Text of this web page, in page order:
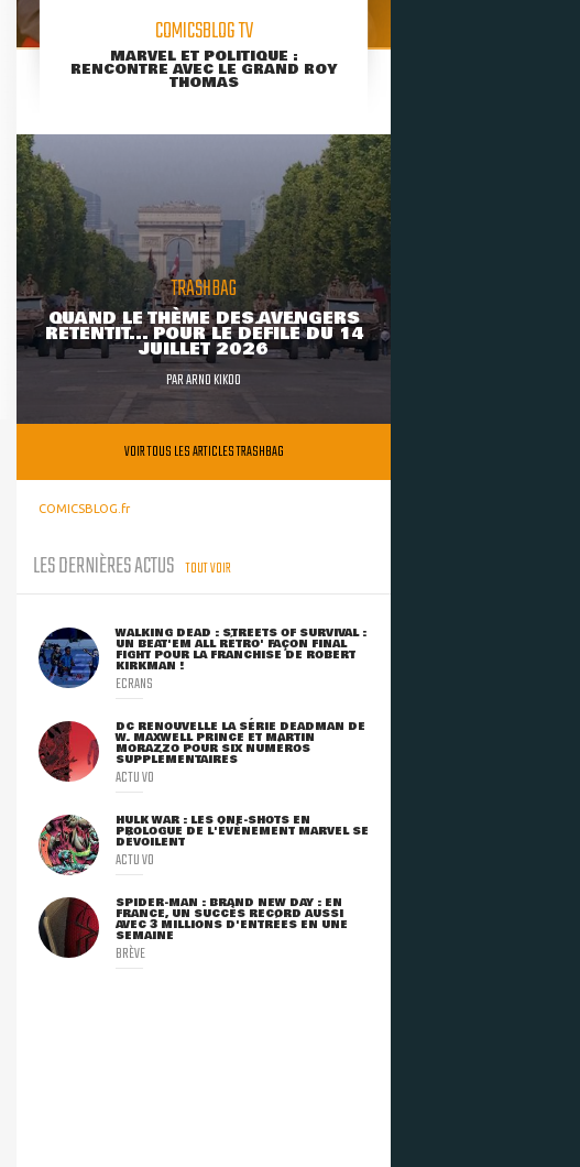
COMICSBLOG TV
MARVEL ET POLITIQUE :
RENCONTRE AVEC LE GRAND ROY
THOMAS
TRASHBAG
QUAND LE THÈME DES AVENGERS
RETENTIT... POUR LE DÉFILÉ DU 14
JUILLET 2026
PARARNO KIKOO
VOIR TOUS LES ARTICLES TRASHBAG
COMICSBLOG.fr
LES DERNIÈRES ACTUS TOUT VOIR
WALKING DEAD : STREETS OF SURVIVAL :
UN BEAT'EM ALL RÉTRO' FAÇON FINAL
FIGHT POUR LA FRANCHISE DE ROBERT
KIRKMAN !
ECRANS
DC RENOUVELLE LA SÉRIE DEADMAN DE
W. MAXWELL PRINCE ET MARTIN
MORAZZO POUR SIX NUMÉROS
SUPPLÉMENTAIRES
ACTU VO
HULK WAR : LES ONE-SHOTS EN
PROLOGUE DE L'ÉVÈNEMENT MARVEL SE
DÉVOILENT
ACTU VO
SPIDER-MAN : BRAND NEW DAY : EN
FRANCE, UN SUCCÈS RECORD AUSSI
AVEC 3 MILLIONS D'ENTRÉES EN UNE
SEMAINE
BRÈVE